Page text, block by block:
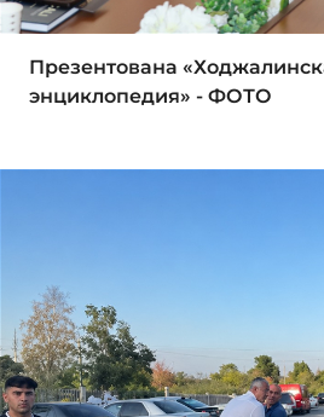
Презентована
энциклопедия» - ФОТО